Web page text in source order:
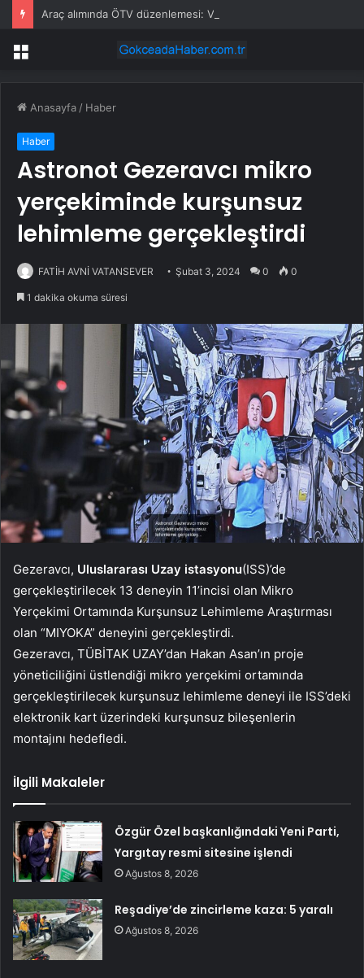
Menü
Anasayfa / Haber
Haber
Astronot Gezeravcı mikro
yerçekiminde kurşunsuz
lehimleme gerçekleştirdi
FATİH AVNİ VATANSEVER Şubat 3, 2024 0 0
1 dakika okuma süresi
Gezeravcı, Uluslararası Uzay istasyonu(ISS)’de
gerçekleştirilecek 13 deneyin 11’incisi olan Mikro
Yerçekimi Ortamında Kurşunsuz Lehimleme Araştırması
olan “MIYOKA” deneyini gerçekleştirdi.
Gezeravcı, TÜBİTAK UZAY’dan Hakan Asan’ın proje
yöneticiliğini üstlendiği mikro yerçekimi ortamında
gerçekleştirilecek kurşunsuz lehimleme deneyi ile ISS’deki
elektronik kart üzerindeki kurşunsuz bileşenlerin
montajını hedefledi.
İlgili Makaleler
Özgür Özel başkanlığındaki Yeni Parti,
Yargıtay resmi sitesine işlendi
Ağustos 8, 2026
Reşadiye’de zincirleme kaza: 5 yaralı
Ağustos 8, 2026